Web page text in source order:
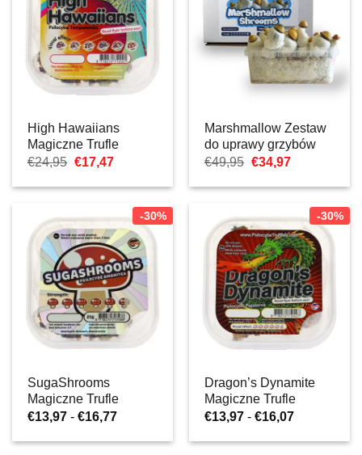
High Hawaiians
Magiczne Trufle
€24,95 Pierwotna
wynosiła:
€17,47Aktualna
€17,47.
Marshmallow Zestaw
do uprawy grzybów
€49,95 Pierwotna
wynosiła:
€34,97Aktualna
€34,97.
-30%
SugaShrooms
Magiczne Trufle
€13,97 - €16,77Zakres
od
-30%
Dragon’s Dynamite
Magiczne Trufle
€13,97 - €16,07Zakres
od